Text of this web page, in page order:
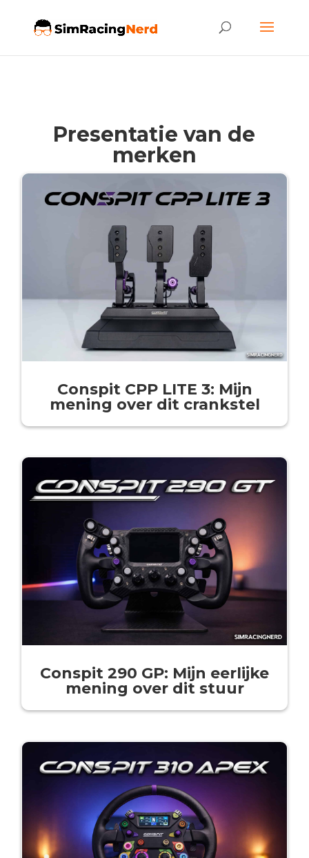
Presentatie van de
merken
Conspit CPP LITE 3: Mijn
mening over dit crankstel
Conspit 290 GP: Mijn eerlijke
mening over dit stuur